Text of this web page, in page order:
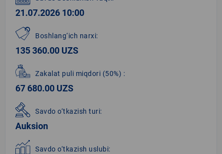
21.07.2026 10:00
Boshlang‘ich narxi:
135 360.00 UZS
Zakalat puli miqdori (50%) :
67 680.00 UZS
Savdo o‘tkazish turi:
Auksion
Savdo o‘tkazish uslubi: